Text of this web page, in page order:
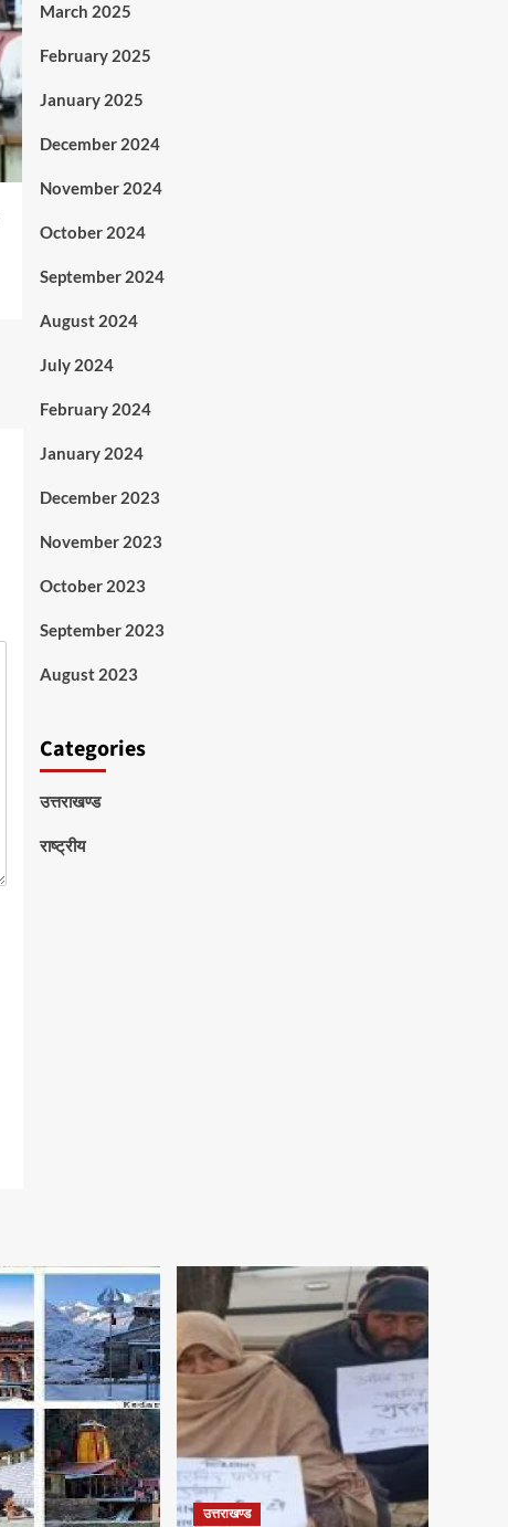
March 2025
February 2025
January 2025
December 2024
November 2024
October 2024
September 2024
August 2024
July 2024
February 2024
January 2024
December 2023
November 2023
October 2023
September 2023
August 2023
Categories
उत्तराखण्ड
राष्ट्रीय
उत्तराखण्ड